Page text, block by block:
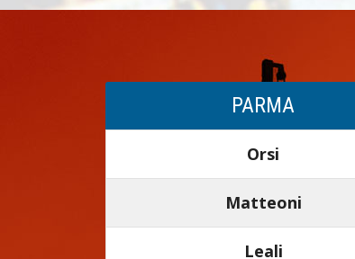
PARMA
Orsi
Matteoni
Leali